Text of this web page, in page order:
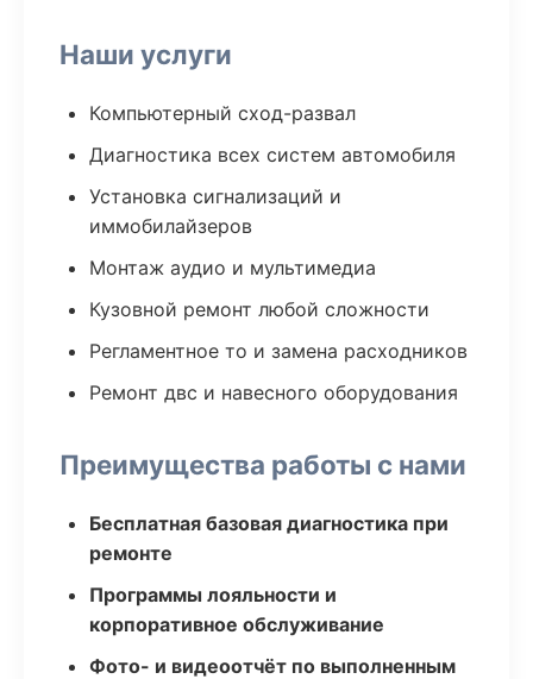
Наши услуги
Компьютерный сход-развал
Диагностика всех систем автомобиля
Установка сигнализаций и
иммобилайзеров
Монтаж аудио и мультимедиа
Кузовной ремонт любой сложности
Регламентное то и замена расходников
Ремонт двс и навесного оборудования
Преимущества работы с нами
Бесплатная базовая диагностика при
ремонте
Программы лояльности и
корпоративное обслуживание
Фото- и видеоотчёт по выполненным